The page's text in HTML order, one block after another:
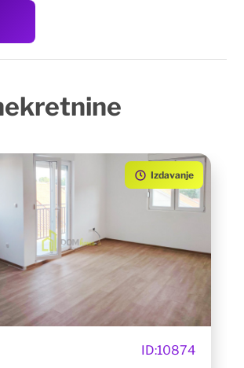
Izdavanje
ID:10874